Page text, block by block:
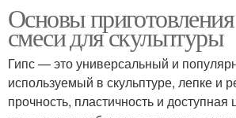
Основы
смеси для скульптуры
Гипс — это универсальный и
используемый в скульптуре, лепке и
прочность, пластичность и доступная